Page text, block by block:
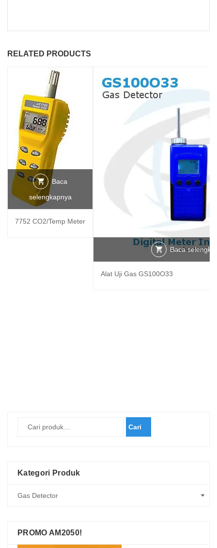
RELATED PRODUCTS
Baca
selengkapnya
7752 CO2/Temp Meter
Baca
Alat Uji Gas GS100O33
Cari
Kategori Produk
PROMO AM2050!